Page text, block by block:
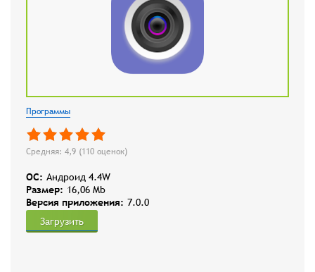
Программы
Средняя: 4,9 (110 оценок)
OC: Андроид 4.4W
Размер: 16,06 Mb
Версия приложения: 7.0.0
Загрузить